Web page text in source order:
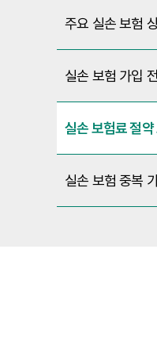
주요 실손 보험
실손 보험 가입
실손 보험료 절약
실손 보험 중복